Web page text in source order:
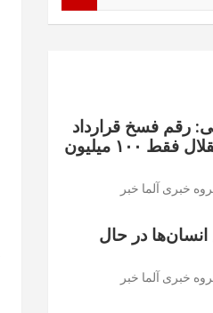
رقم فسخ قرارداد
رضائیان با استقلال فقط ۱۰۰ میلیون
خبری آلما خبر
در حال
خبری آلما خبر